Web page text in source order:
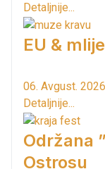
Detaljnije...
EU &
06. Avgust.
Detaljnije...
Održana
Ostrosu